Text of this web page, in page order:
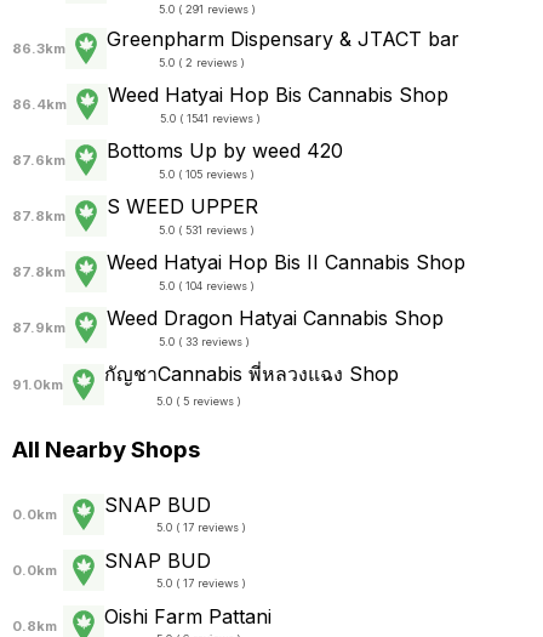
5.0 ( 291 reviews )
86.3km Greenpharm Dispensary & JTACT bar
5.0 ( 2 reviews )
86.4km Weed Hatyai Hop Bis Cannabis Shop
5.0 ( 1541 reviews )
87.6km Bottoms Up by weed 420
5.0 ( 105 reviews )
87.8km S WEED UPPER
5.0 ( 531 reviews )
87.8km Weed Hatyai Hop Bis II Cannabis Shop
5.0 ( 104 reviews )
87.9km Weed Dragon Hatyai Cannabis Shop
5.0 ( 33 reviews )
91.0km กัญชาCannabis พี่หลวงแฉง Shop
5.0 ( 5 reviews )
All Nearby Shops
0.0km SNAP BUD
5.0 ( 17 reviews )
0.0km SNAP BUD
5.0 ( 17 reviews )
0.8km Oishi Farm Pattani